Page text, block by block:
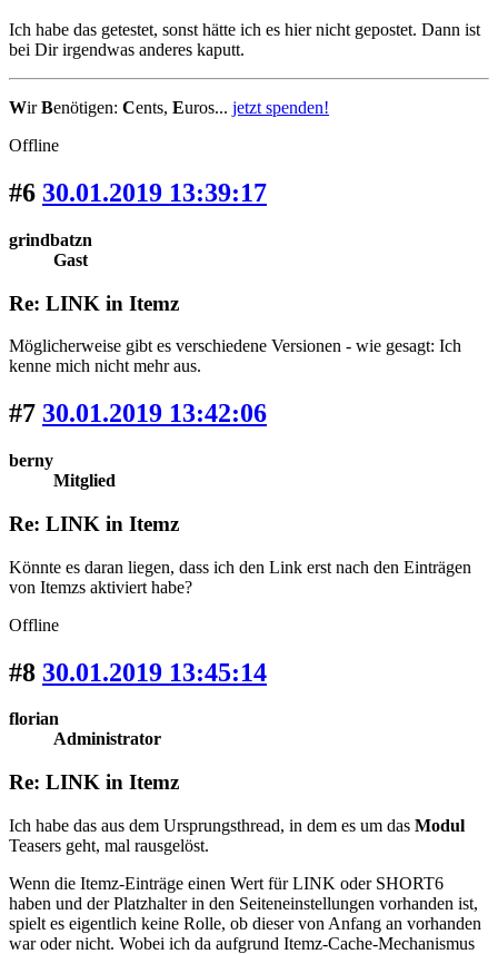
Ich habe das getestet, sonst hätte ich es hier nicht gepostet. Dann ist
bei Dir irgendwas anderes kaputt.
WirBenötigen: Cents, Euros... jetzt spenden!
Offline
#6 30.01.2019 13:39:17
grindbatzn
Gast
Re: LINK in Itemz
Möglicherweise gibt es verschiedene Versionen - wie gesagt: Ich
kenne mich nicht mehr aus.
#7 30.01.2019 13:42:06
berny
Mitglied
Re: LINK in Itemz
Könnte es daran liegen, dass ich den Link erst nach den Einträgen
von Itemzs aktiviert habe?
Offline
#8 30.01.2019 13:45:14
florian
Administrator
Re: LINK in Itemz
Ich habe das aus dem Ursprungsthread, in dem es um das Modul
Teasers geht, mal rausgelöst.
Wenn die Itemz-Einträge einen Wert für LINK oder SHORT6
haben und der Platzhalter in den Seiteneinstellungen vorhanden ist,
spielt es eigentlich keine Rolle, ob dieser von Anfang an vorhanden
war oder nicht. Wobei ich da aufgrund Itemz-Cache-Mechanismus